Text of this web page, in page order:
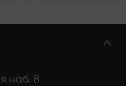
наб. 8